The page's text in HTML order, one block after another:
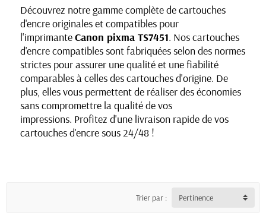
Découvrez notre gamme complète de cartouches
d'encre originales et compatibles pour
l'imprimanteCanon pixma TS7451. Nos cartouches
d'encre compatibles sont fabriquées selon des normes
strictes pour assurer une qualité et une fiabilité
comparables à celles des cartouches d'origine. De
plus, elles vous permettent de réaliser des économies
sans compromettre la qualité de vos
impressions. Profitez d'une livraison rapide de vos
cartouches d'encre sous 24/48 !
Trier par : Pertinence